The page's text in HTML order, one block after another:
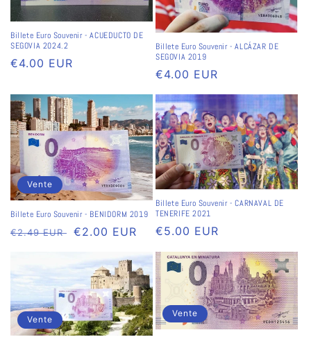
Billete Euro Souvenir - ACUEDUCTO DE
SEGOVIA 2024.2
Prix
€4.00 EUR
Billete Euro Souvenir - ALCÁZAR DE
SEGOVIA 2019
Prix
habituel
€4.00 EUR
Vente
Billete Euro Souvenir - BENIDORM 2019
Prix
€2.49 EUR
Prix
€2.00 EUR
Billete Euro Souvenir - CARNAVAL DE
TENERIFE 2021
Prix
€5.00 EUR
Vente
Vente